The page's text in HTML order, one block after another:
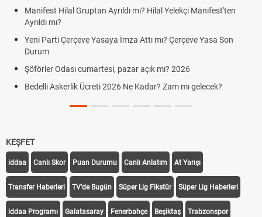
Hilal Yelekçi Manifest'ten
mı? Çerçeve Yasa Son
mı? 2026
Zam mı gelecek?
cumartesi-pazar günü kaça kadar
Cumartesi ve Pazar Detayı
Cumartesi çalışma saatleri!
Hazırlık Maçı ve Dostluk Maçı
KEŞFET
iddaa Canlı Skor Puan Durumu Canlı Anlatım At Yarışı
Transfer Haberleri TV'de Bugün Süper Lig Fikstür Süper Lig Haberleri
iddaa Programı Galatasaray Fenerbahçe Beşiktaş Trabzonspor